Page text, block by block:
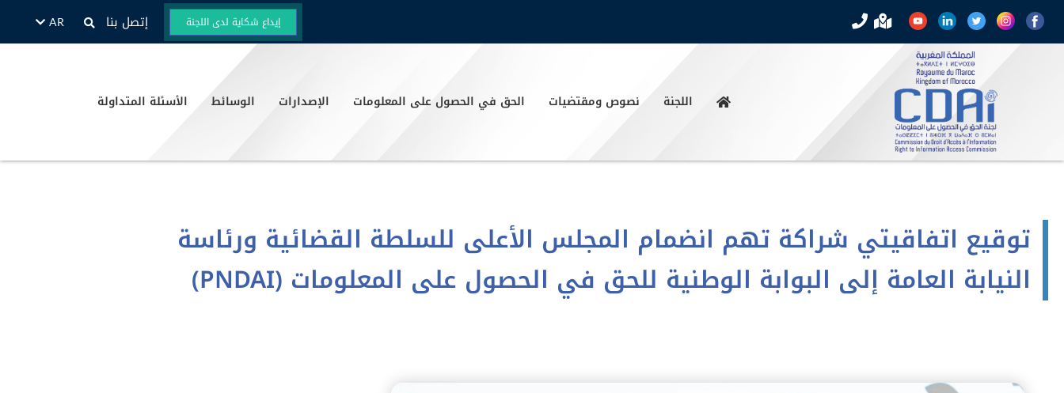
إيداع شكاية لدى اللجنة إتصل بنا AR
EN
اللجنة نصوص ومقتضيات الحق في الحصول على المعلومات الإصدارات الوسائط الأسئلة المتداولة
توقيع اتفاقيتي شراكة تهم انضمام المجلس الأعلى للسلطة القضائية ورئاسة
النيابة العامة إلى البوابة الوطنية للحق في الحصول على المعلومات (PNDAI)